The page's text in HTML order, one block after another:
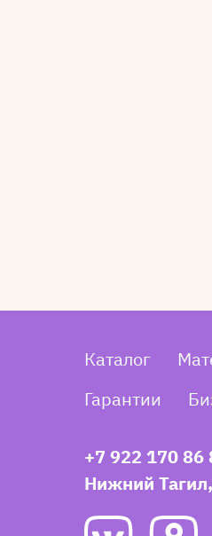
Каталог
Гарантии
+7 922 170 86
Нижний